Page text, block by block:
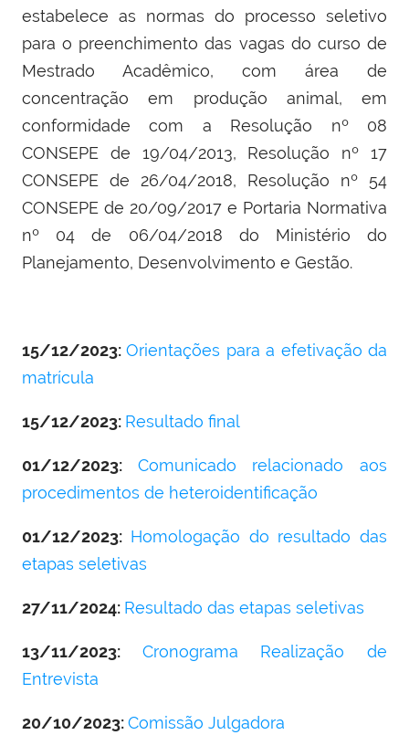
estabelece as normas do processo seletivo
para o preenchimento das vagas do curso de
Mestrado Acadêmico, com área de
concentração em produção animal, em
conformidade com a Resolução nº 08
CONSEPE de 19/04/2013, Resolução nº 17
CONSEPE de 26/04/2018, Resolução nº 54
CONSEPE de 20/09/2017 e Portaria Normativa
nº 04 de 06/04/2018 do Ministério do
Planejamento, Desenvolvimento e Gestão.
15/12/2023:Orientações para a efetivação da
matrícula
15/12/2023: Resultado final
01/12/2023: Comunicado relacionado aos
procedimentos de heteroidentificação
01/12/2023: Homologação do resultado das
etapas seletivas
27/11/2024: Resultado das etapas seletivas
13/11/2023: Cronograma Realização de
Entrevista
20/10/2023:Comissão Julgadora